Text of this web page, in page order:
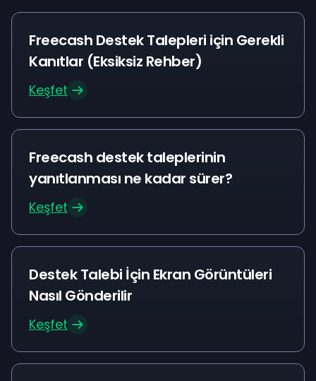
Freecash Destek Talepleri için Gerekli
Kanıtlar (Eksiksiz Rehber)
Keşfet
Freecash destek taleplerinin
yanıtlanması ne kadar sürer?
Keşfet
Destek Talebi İçin Ekran Görüntüleri
Nasıl Gönderilir
Keşfet